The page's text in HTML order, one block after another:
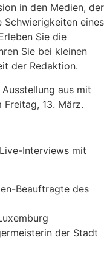
in den Medien, der
Schwierigkeiten eines
Sie die
Sie bei kleinen
der Redaktion.
aus mit
Freitag, 13. März.
Interviews mit
Beauftragte des
der Stadt